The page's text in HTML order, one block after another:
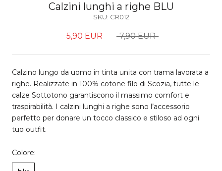
Calzini lunghi a righe BLU
SKU: CR012
5,90 EUR 7,90 EUR
Calzino lungo da uomo in tinta unita con trama lavorata a
righe. Realizzate in 100% cotone filo di Scozia, tutte le
calze Sottotono garantiscono il massimo comfort e
traspirabilità. I calzini lunghi a righe sono l’accessorio
perfetto per donare un tocco classico e stiloso ad ogni
tuo outfit.
Colore: